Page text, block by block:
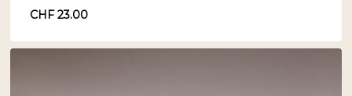
CHF23.00
CHF23.00